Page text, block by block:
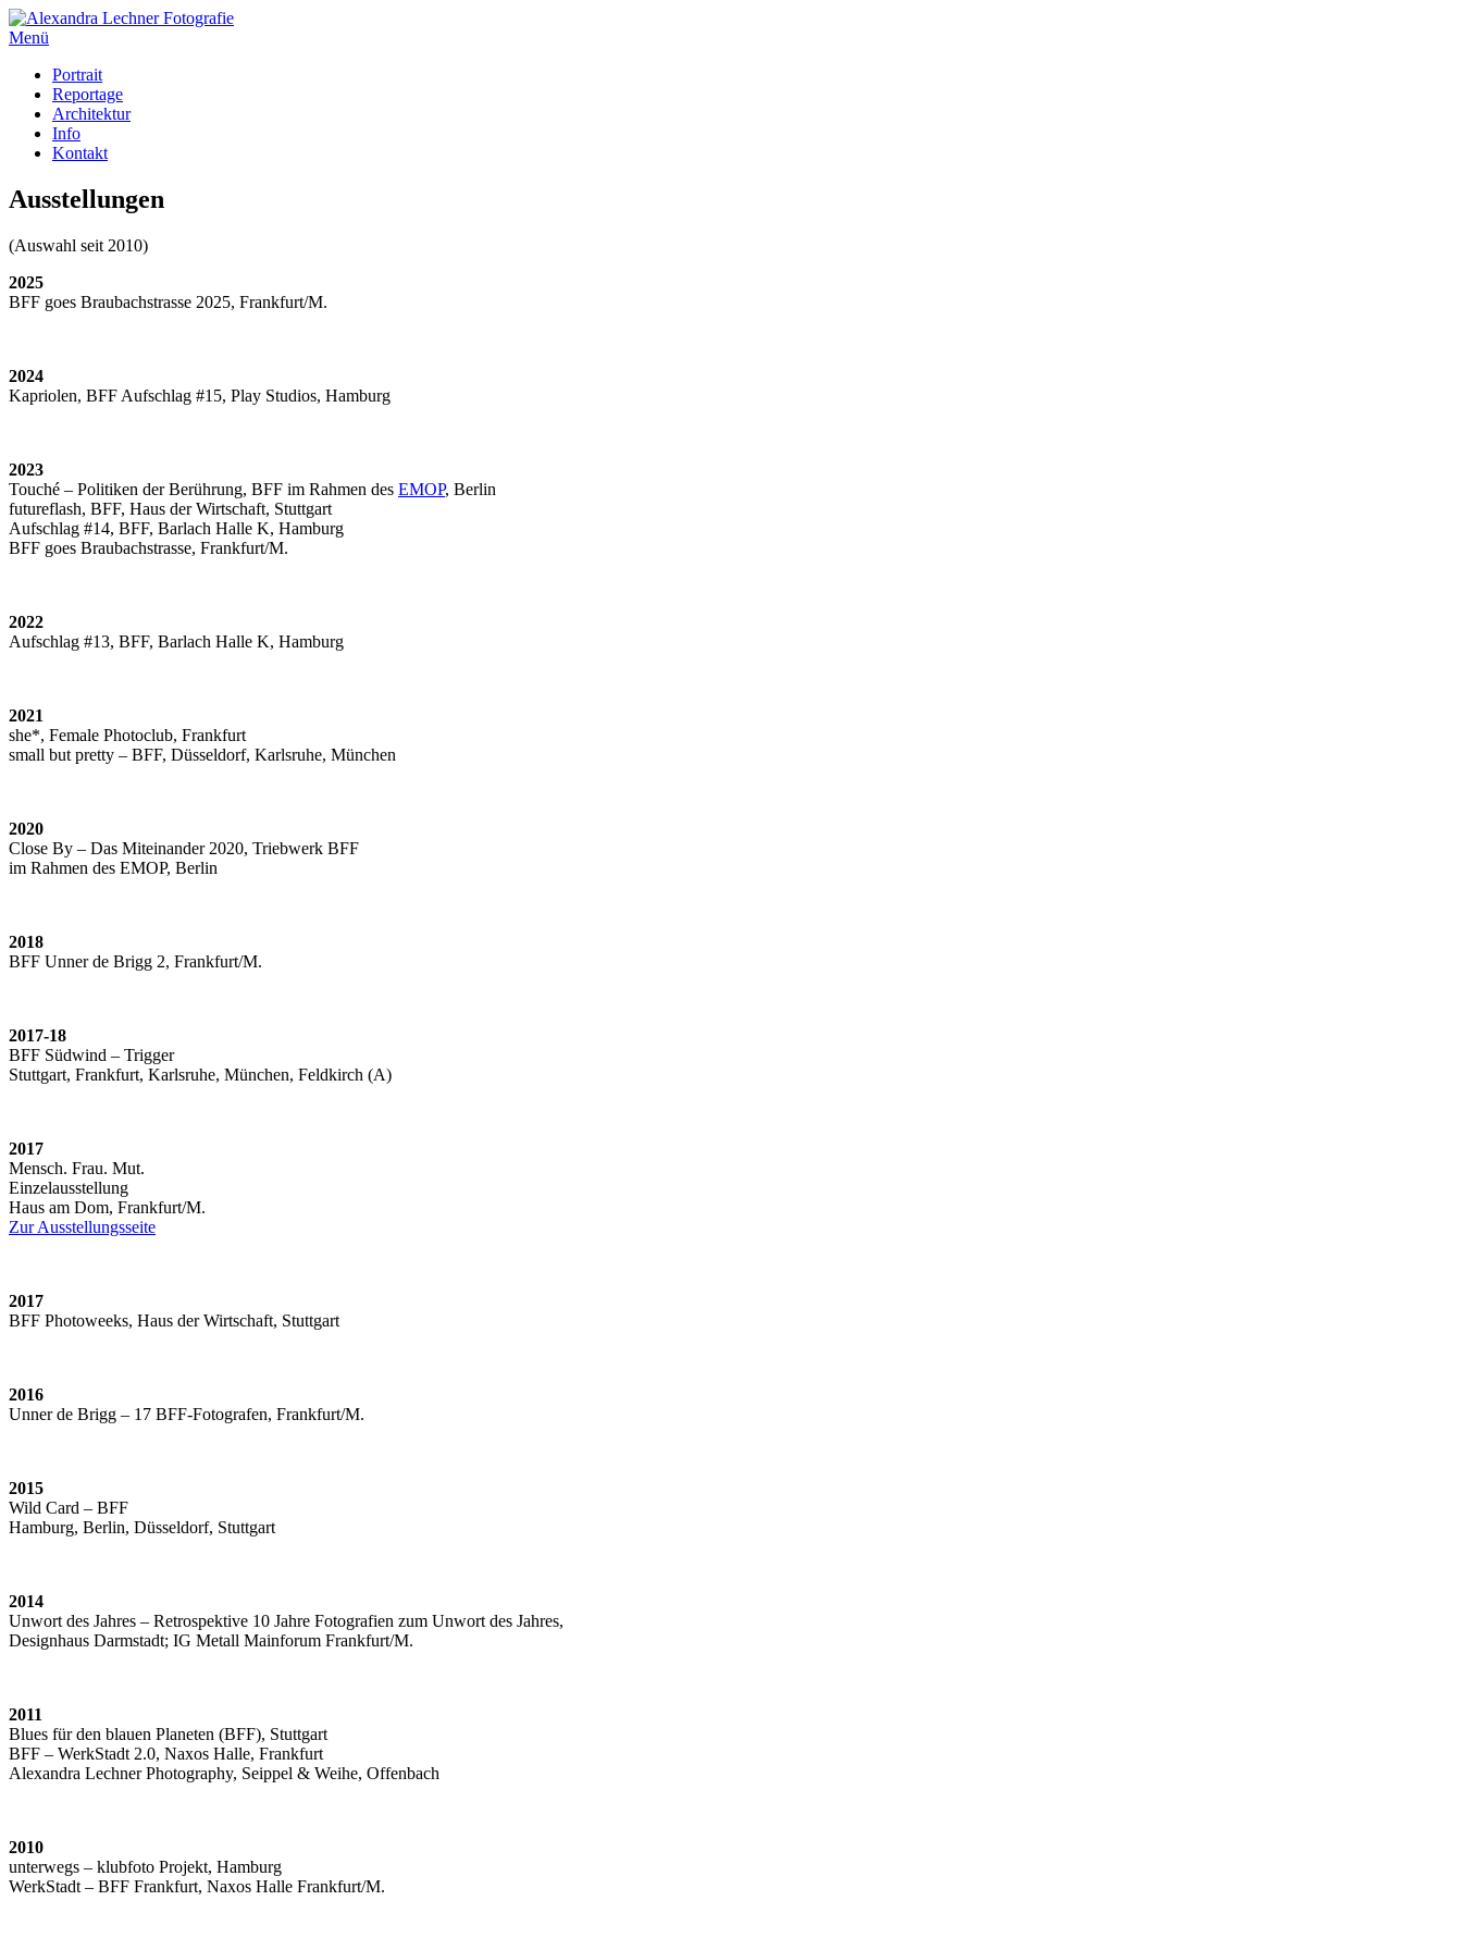
Menü
Portrait
Reportage
Architektur
Info
Kontakt
Ausstellungen
(Auswahl seit 2010)
2025
BFF goes Braubachstrasse 2025, Frankfurt/M.
2024
Kapriolen, BFF Aufschlag #15, Play Studios, Hamburg
2023
Touché – Politiken der Berührung, BFF im Rahmen des EMOP, Berlin
futureflash, BFF, Haus der Wirtschaft, Stuttgart
Aufschlag #14, BFF, Barlach Halle K, Hamburg
BFF goes Braubachstrasse, Frankfurt/M.
2022
Aufschlag #13, BFF, Barlach Halle K, Hamburg
2021
she*, Female Photoclub, Frankfurt
small but pretty – BFF, Düsseldorf, Karlsruhe, München
2020
Close By – Das Miteinander 2020, Triebwerk BFF
im Rahmen des EMOP, Berlin
2018
BFF Unner de Brigg 2, Frankfurt/M.
2017-18
BFF Südwind – Trigger
Stuttgart, Frankfurt, Karlsruhe, München, Feldkirch (A)
2017
Mensch. Frau. Mut.
Einzelausstellung
Haus am Dom, Frankfurt/M.
Zur Ausstellungsseite
2017
BFF Photoweeks, Haus der Wirtschaft, Stuttgart
2016
Unner de Brigg – 17 BFF-Fotografen, Frankfurt/M.
2015
Wild Card – BFF
Hamburg, Berlin, Düsseldorf, Stuttgart
2014
Unwort des Jahres – Retrospektive 10 Jahre Fotografien zum Unwort des Jahres,
Designhaus Darmstadt; IG Metall Mainforum Frankfurt/M.
2011
Blues für den blauen Planeten (BFF), Stuttgart
BFF – WerkStadt 2.0, Naxos Halle, Frankfurt
Alexandra Lechner Photography, Seippel & Weihe, Offenbach
2010
unterwegs – klubfoto Projekt, Hamburg
WerkStadt – BFF Frankfurt, Naxos Halle Frankfurt/M.